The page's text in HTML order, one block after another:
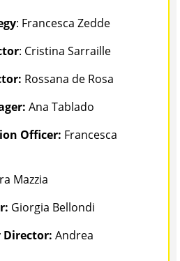
: Francesca Zedde
: Cristina Sarraille
Rossana de Rosa
Ana Tablado
Officer: Francesca
Mazzia
Giorgia Bellondi
Director: Andrea